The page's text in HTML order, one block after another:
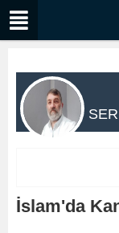
İslam'da